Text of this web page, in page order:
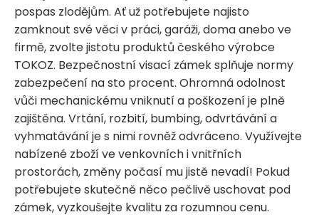
pospas zlodějům. Ať už potřebujete najisto
zamknout své věci v práci, garáži, doma anebo ve
firmě, zvolte jistotu produktů českého výrobce
TOKOZ. Bezpečnostní visací zámek splňuje normy
zabezpečení na sto procent. Ohromná odolnost
vůči mechanickému vniknutí a poškození je plně
zajištěna. Vrtání, rozbití, bumbing, odvrtávání a
vyhmatávání je s nimi rovněž odvráceno. Využívejte
nabízené zboží ve venkovních i vnitřních
prostorách, změny počasí mu jistě nevadí! Pokud
potřebujete skutečně něco pečlivě uschovat pod
zámek, vyzkoušejte kvalitu za rozumnou cenu.